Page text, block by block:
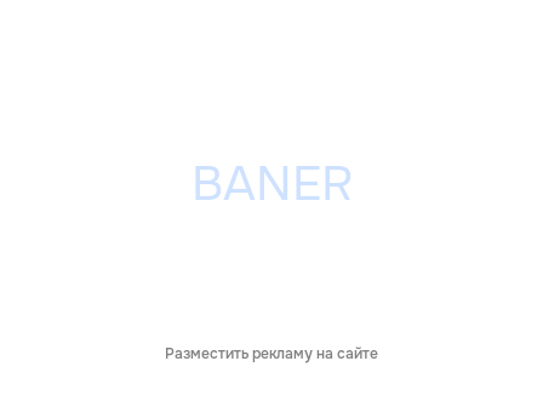
Разместить рекламу на сайте